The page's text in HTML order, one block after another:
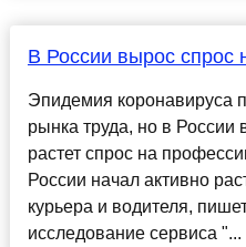
В России вырос спрос
Эпидемия коронавируса
рынка труда, но в России
растет спрос на
России начал активно
курьера и водителя,
исследование сервиса "...